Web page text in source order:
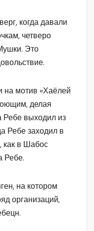
когда давали
четверо
Это
на мотив «Хаёлей
делая
Ребе выходил из
Ребе заходил в
в Шабос
Ребе.
на котором
организаций,